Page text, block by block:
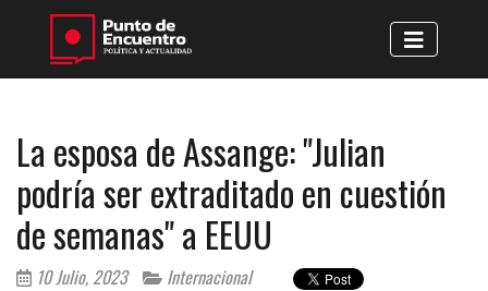
La esposa de Assange: "Julian
podría ser extraditado en cuestión
de semanas" a EEUU
10 Julio, 2023 Internacional